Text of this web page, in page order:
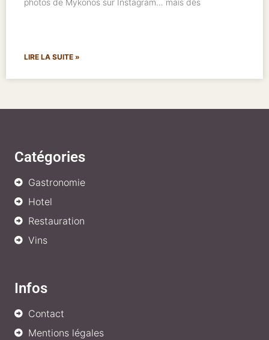
photos de Mykonos sur Instagram… mais dès
LIRE LA SUITE »
Catégories
Gastronomie
Hotel
Restauration
Vins
Infos
Contact
Mentions légales